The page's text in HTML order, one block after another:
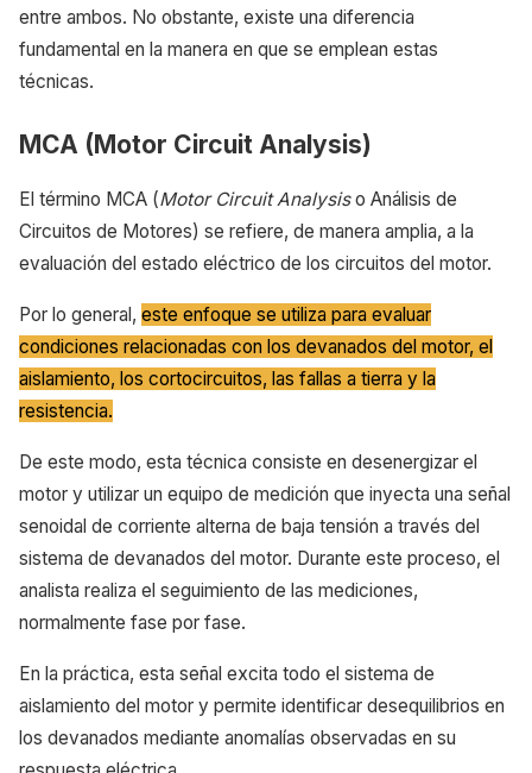
entre ambos. No obstante, existe una diferencia
fundamental en la manera en que se emplean estas
técnicas.
MCA (Motor Circuit Analysis)
El término MCA (Motor Circuit Analysiso Análisis de
Circuitos de Motores) se refiere, de manera amplia, a la
evaluación del estado eléctrico de los circuitos del motor.
Por lo general, este enfoque se utiliza para evaluar
condiciones relacionadas con los devanados del motor, el
aislamiento, los cortocircuitos, las fallas a tierra y la
resistencia.
De este modo, esta técnica consiste en desenergizar el
motor y utilizar un equipo de medición que inyecta una señal
senoidal de corriente alterna de baja tensión a través del
sistema de devanados del motor. Durante este proceso, el
analista realiza el seguimiento de las mediciones,
normalmente fase por fase.
En la práctica, esta señal excita todo el sistema de
aislamiento del motor y permite identificar desequilibrios en
los devanados mediante anomalías observadas en su